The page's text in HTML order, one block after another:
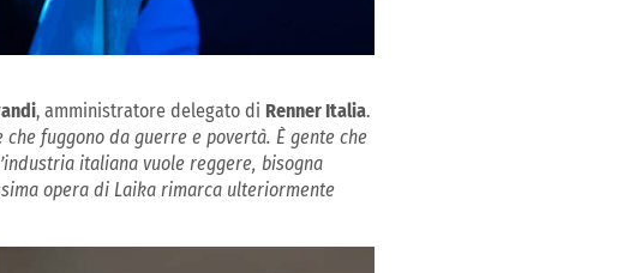
, amministratore delegato di Renner Italia.
che fuggono da guerre e povertà. È gente che
italiana vuole reggere, bisogna
opera di Laika rimarca ulteriormente